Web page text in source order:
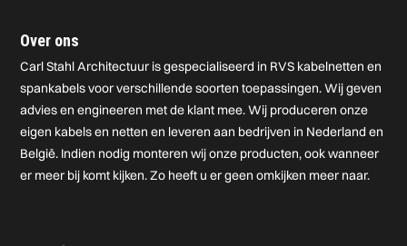
Over ons
Carl Stahl Architectuur is gespecialiseerd in RVS kabelnetten en
spankabels voor verschillende soorten toepassingen. Wij geven
advies en engineeren met de klant mee. Wij produceren onze
eigen kabels en netten en leveren aan bedrijven in Nederland en
België. Indien nodig monteren wij onze producten, ook wanneer
er meer bij komt kijken. Zo heeft u er geen omkijken meer naar.